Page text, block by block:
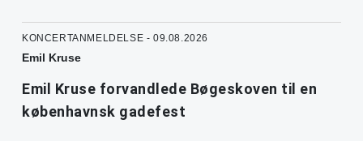
KONCERTANMELDELSE - 09.08.2026
Emil Kruse
Emil Kruse forvandlede Bøgeskoven til en
københavnsk gadefest